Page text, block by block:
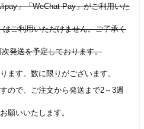
」「WeChat Pay」がご利用いた
ご利用いただけません。ご了承く
発送を予定しております。
ます。数に限りがございます。
ので、ご注文から発送まで2～3週
願いいたします。